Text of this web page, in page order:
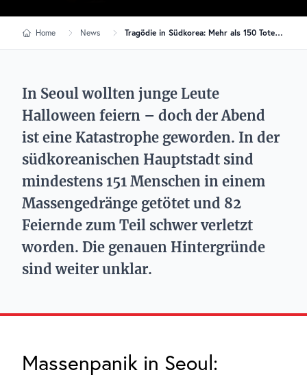
Home News Tragödie in Südkorea: Mehr als 150 Tote bei Massenpanik in Seoul
In Seoul wollten junge Leute
Halloween feiern – doch der Abend
ist eine Katastrophe geworden. In der
südkoreanischen Hauptstadt sind
mindestens 151 Menschen in einem
Massengedränge getötet und 82
Feiernde zum Teil schwer verletzt
worden. Die genauen Hintergründe
sind weiter unklar.
Massenpanik in Seoul: